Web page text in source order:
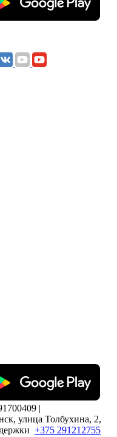
|
улица Толбухина, 2,
+375 291212755